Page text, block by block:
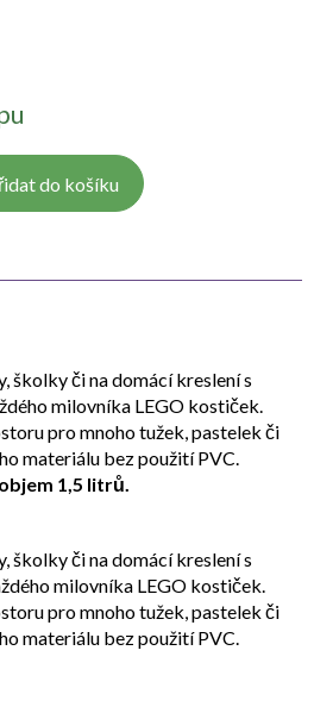
do košíku
školky či na domácí kreslení s
milovníka LEGO kostiček.
pro mnoho tužek, pastelek či
materiálu bez použití PVC.
1,5 litrů.
školky či na domácí kreslení s
milovníka LEGO kostiček.
pro mnoho tužek, pastelek či
materiálu bez použití PVC.